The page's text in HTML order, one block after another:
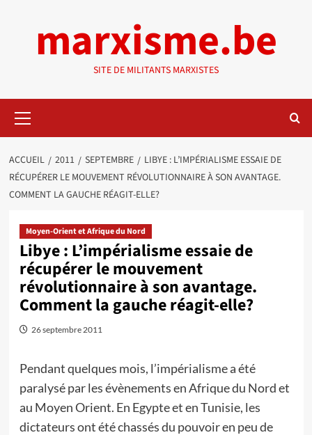
marxisme.be
SITE DE MILITANTS MARXISTES
principal
ACCUEIL 2011 SEPTEMBRE
LIBYE : L’IMPÉRIALISME ESSAIE DE
RÉCUPÉRER LE MOUVEMENT RÉVOLUTIONNAIRE À SON AVANTAGE.
COMMENT LA GAUCHE RÉAGIT-ELLE?
Moyen-Orient et Afrique du Nord
Libye : L’impérialisme essaie de
récupérer le mouvement
révolutionnaire à son avantage.
Comment la gauche réagit-elle?
26 septembre 2011
Pendant quelques mois, l’impérialisme a été
paralysé par les évènements en Afrique du Nord et
au Moyen Orient. En Egypte et en Tunisie, les
dictateurs ont été chassés du pouvoir en peu de